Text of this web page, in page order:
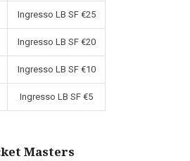
Ingresso LB SF €25
Ingresso LB SF €20
Ingresso LB SF €10
Ingresso LB SF €5
Masters